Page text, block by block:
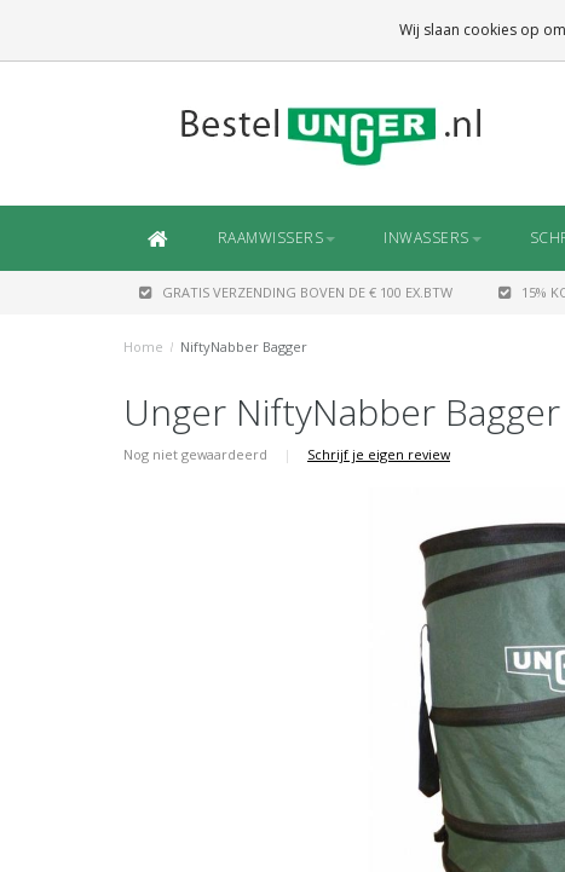
RAAMWISSERS INWASSERS
GRATIS VERZENDING BOVEN DE € 100 EX.BTW 15%
Home / NiftyNabber Bagger
Unger NiftyNabber Bagger
Nog niet gewaardeerd | Schrijf je eigen review
Wij slaan cookies op